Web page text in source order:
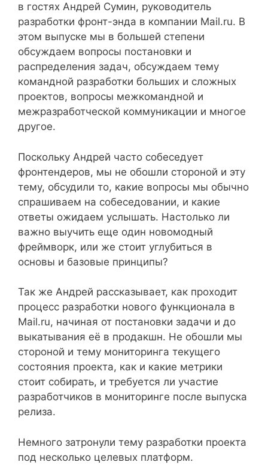
в гостях Андрей Сумин, руководитель
разработки фронт-энда в компании Mail.ru. В
этом выпуске мы в большей степени
обсуждаем вопросы постановки и
распределения задач, обсуждаем тему
командной разработки больших и сложных
проектов, вопросы межкомандной и
межразработческой коммуникации и многое
другое.
Поскольку Андрей часто собеседует
фронтендеров, мы не обошли стороной и эту
тему, обсудили то, какие вопросы мы обычно
спрашиваем на собеседовании, и какие
ответы ожидаем услышать. Настолько ли
важно выучить еще один новомодный
фреймворк, или же стоит углубиться в
основы и базовые принципы?
Так же Андрей рассказывает, как проходит
процесс разработки нового функционала в
Mail.ru, начиная от постановки задачи и до
выкатывания её в продакшн. Не обошли мы
стороной и тему мониторинга текущего
состояния проекта, как и какие метрики
стоит собирать, и требуется ли участие
разработчиков в мониторинге после выпуска
релиза.
Немного затронули тему разработки проекта
под несколько целевых платформ.